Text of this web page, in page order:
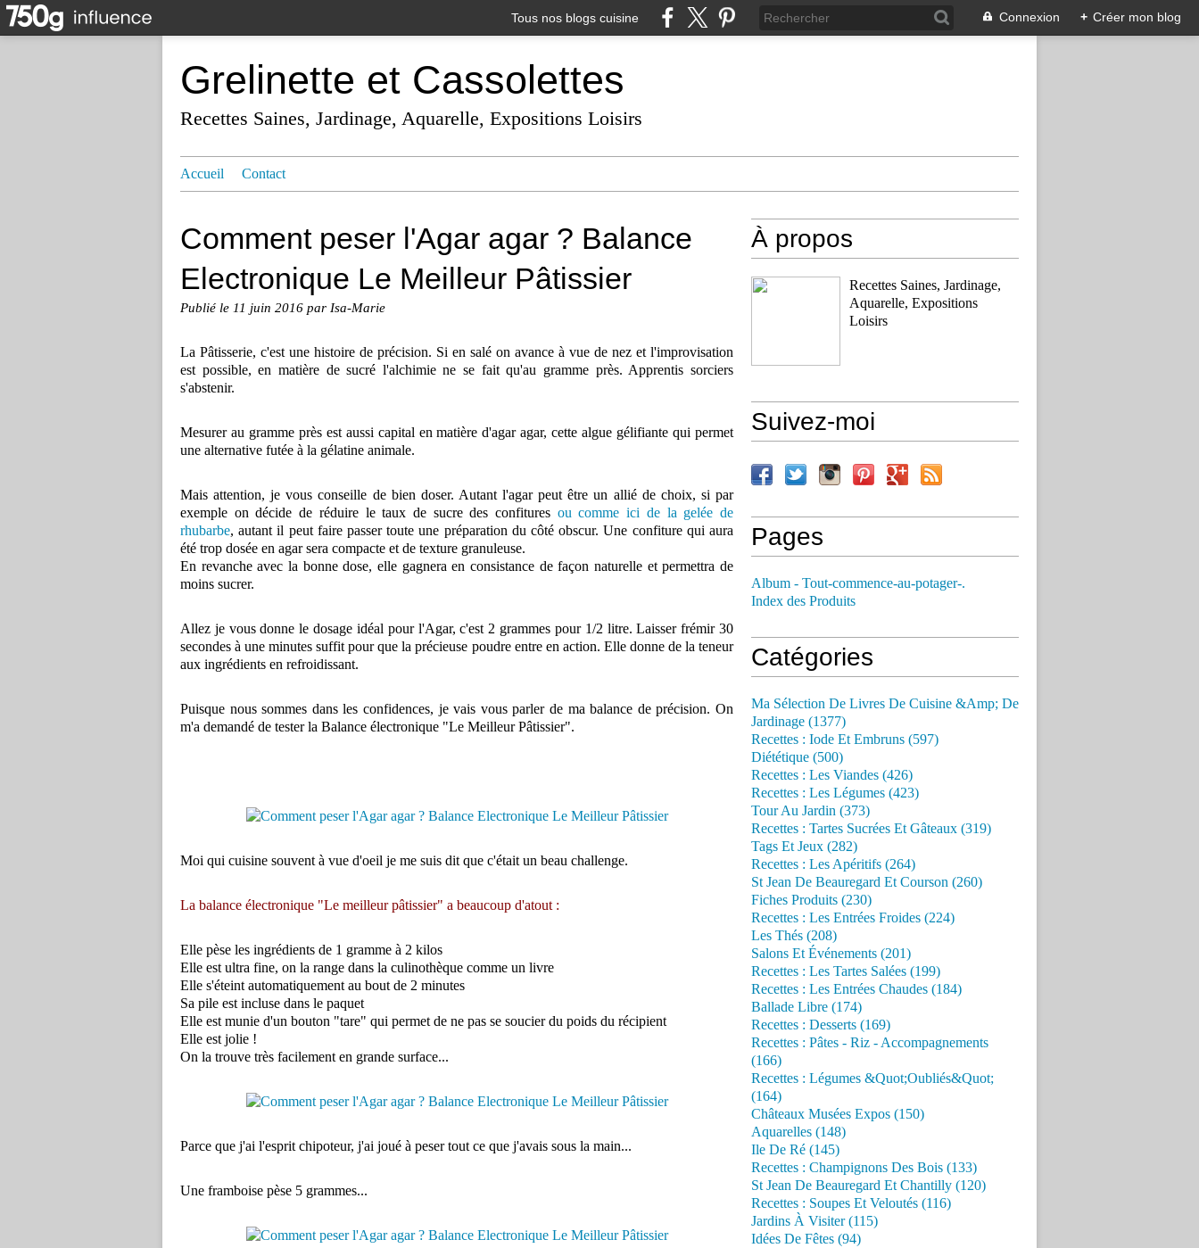
Tous nos blogs cuisine Connexion + Créer mon blog
Grelinette et Cassolettes
Recettes Saines, Jardinage, Aquarelle, Expositions Loisirs
Accueil Contact
Comment peser l'Agar agar ? Balance
Electronique Le Meilleur Pâtissier
Publié le 11 juin 2016 par Isa-Marie
La Pâtisserie, c'est une histoire de précision. Si en salé on avance à vue de nez et l'improvisation
est possible, en matière de sucré l'alchimie ne se fait qu'au gramme près. Apprentis sorciers
s'abstenir.
Mesurer au gramme près est aussi capital en matière d'agar agar, cette algue gélifiante qui permet
une alternative futée à la gélatine animale.
Mais attention, je vous conseille de bien doser. Autant l'agar peut être un allié de choix, si par
exemple on décide de réduire le taux de sucre des confitures ou comme ici de la gelée de
rhubarbe, autant il peut faire passer toute une préparation du côté obscur. Une confiture qui aura
été trop dosée en agar sera compacte et de texture granuleuse.
En revanche avec la bonne dose, elle gagnera en consistance de façon naturelle et permettra de
moins sucrer.
Allez je vous donne le dosage idéal pour l'Agar, c'est 2 grammes pour 1/2 litre. Laisser frémir 30
secondes à une minutes suffit pour que la précieuse poudre entre en action. Elle donne de la teneur
aux ingrédients en refroidissant.
Puisque nous sommes dans les confidences, je vais vous parler de ma balance de précision. On
m'a demandé de tester la Balance électronique "Le Meilleur Pâtissier".
Moi qui cuisine souvent à vue d'oeil je me suis dit que c'était un beau challenge.
La balance électronique "Le meilleur pâtissier" a beaucoup d'atout :
Elle pèse les ingrédients de 1 gramme à 2 kilos
Elle est ultra fine, on la range dans la culinothèque comme un livre
Elle s'éteint automatiquement au bout de 2 minutes
Sa pile est incluse dans le paquet
Elle est munie d'un bouton "tare" qui permet de ne pas se soucier du poids du récipient
Elle est jolie !
On la trouve très facilement en grande surface...
Parce que j'ai l'esprit chipoteur, j'ai joué à peser tout ce que j'avais sous la main...
Une framboise pèse 5 grammes...
À propos
Recettes Saines, Jardinage,
Aquarelle, Expositions
Loisirs
Suivez-moi
Pages
Album - Tout-commence-au-potager-.
Index des Produits
Catégories
Ma Sélection De Livres De Cuisine &Amp; De
Jardinage (1377)
Recettes : Iode Et Embruns (597)
Diététique (500)
Recettes : Les Viandes (426)
Recettes : Les Légumes (423)
Tour Au Jardin (373)
Recettes : Tartes Sucrées Et Gâteaux (319)
Tags Et Jeux (282)
Recettes : Les Apéritifs (264)
St Jean De Beauregard Et Courson (260)
Fiches Produits (230)
Recettes : Les Entrées Froides (224)
Les Thés (208)
Salons Et Événements (201)
Recettes : Les Tartes Salées (199)
Recettes : Les Entrées Chaudes (184)
Ballade Libre (174)
Recettes : Desserts (169)
Recettes : Pâtes - Riz - Accompagnements
(166)
Recettes : Légumes &Quot;Oubliés&Quot;
(164)
Châteaux Musées Expos (150)
Aquarelles (148)
Ile De Ré (145)
Recettes : Champignons Des Bois (133)
St Jean De Beauregard Et Chantilly (120)
Recettes : Soupes Et Veloutés (116)
Jardins À Visiter (115)
Idées De Fêtes (94)